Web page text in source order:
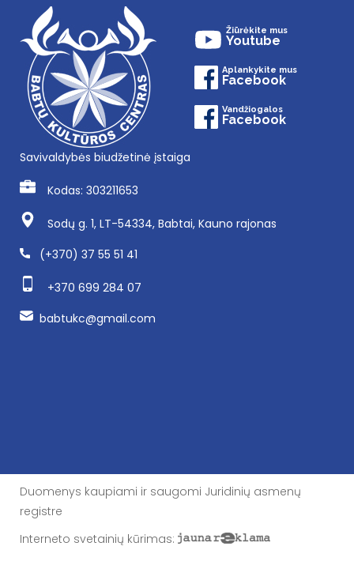
Žiūrėkite mus
Youtube
Aplankykite mus
Facebook
Vandžiogalos
Facebook
Savivaldybės biudžetinė įstaiga
Kodas: 303211653
Sodų g. 1, LT-54334, Babtai, Kauno rajonas
(+370) 37 55 51 41
+370 699 284 07
babtukc@gmail.com
Duomenys kaupiami ir saugomi Juridinių asmenų
registre
Interneto svetainių kūrimas: